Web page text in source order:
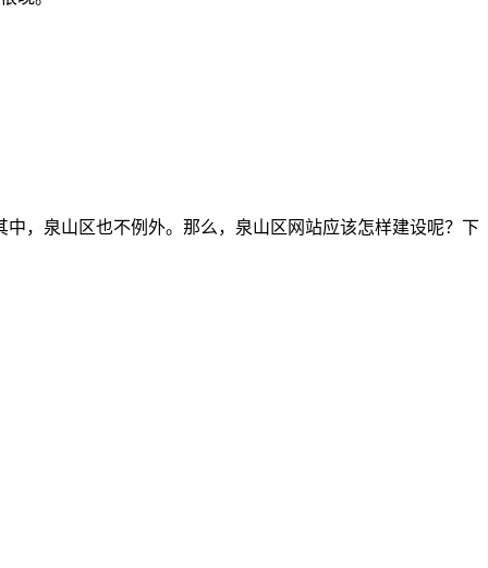
，泉山区也不例外。那么，泉山区网站应该怎样建设呢？下